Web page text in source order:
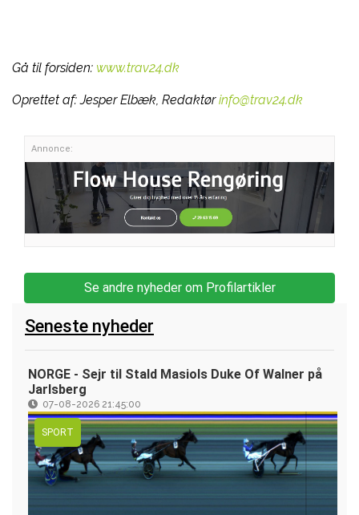
Gå til forsiden: www.trav24.dk
Oprettet af:Jesper Elbæk, Redaktør info@trav24.dk
Annonce:
Se andre nyheder om Profilartikler
Seneste nyheder
NORGE - Sejr til Stald Masiols Duke Of Walner på
Jarlsberg
07-08-2026 21:45:00
SPORT